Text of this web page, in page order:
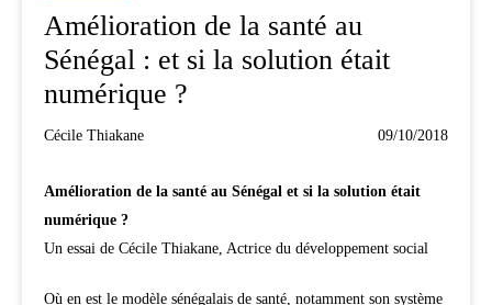
Amélioration de la santé au
Sénégal : et si la solution était
numérique ?
Cécile Thiakane 09/10/2018
Amélioration de la santé au Sénégal et si la solution était
numérique ?
Un essai de Cécile Thiakane, Actrice du développement social
Où en est le modèle sénégalais de santé, notamment son système